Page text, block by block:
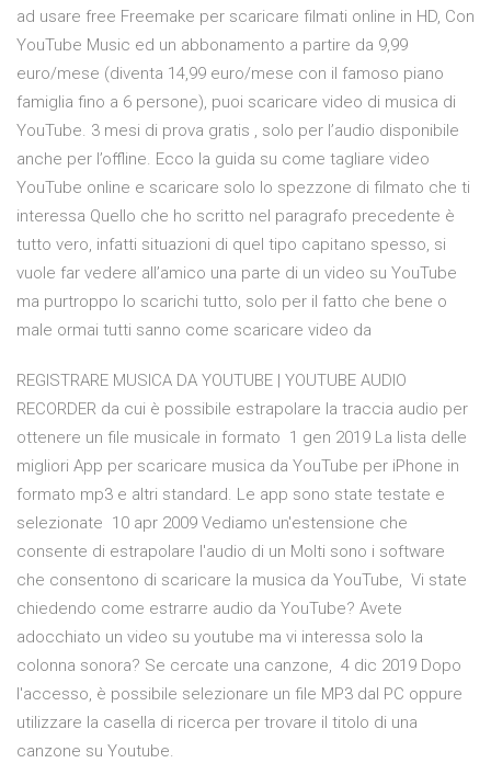
ad usare free Freemake per scaricare filmati online in HD, Con
YouTube Music ed un abbonamento a partire da 9,99
euro/mese (diventa 14,99 euro/mese con il famoso piano
famiglia fino a 6 persone), puoi scaricare video di musica di
YouTube. 3 mesi di prova gratis , solo per l’audio disponibile
anche per l’offline. Ecco la guida su come tagliare video
YouTube online e scaricare solo lo spezzone di filmato che ti
interessa Quello che ho scritto nel paragrafo precedente è
tutto vero, infatti situazioni di quel tipo capitano spesso, si
vuole far vedere all’amico una parte di un video su YouTube
ma purtroppo lo scarichi tutto, solo per il fatto che bene o
male ormai tutti sanno come scaricare video da
REGISTRARE MUSICA DA YOUTUBE | YOUTUBE AUDIO
RECORDER da cui è possibile estrapolare la traccia audio per
ottenere un file musicale in formato 1 gen 2019 La lista delle
migliori App per scaricare musica da YouTube per iPhone in
formato mp3 e altri standard. Le app sono state testate e
selezionate 10 apr 2009 Vediamo un'estensione che
consente di estrapolare l'audio di un Molti sono i software
che consentono di scaricare la musica da YouTube, Vi state
chiedendo come estrarre audio da YouTube? Avete
adocchiato un video su youtube ma vi interessa solo la
colonna sonora? Se cercate una canzone, 4 dic 2019 Dopo
l'accesso, è possibile selezionare un file MP3 dal PC oppure
utilizzare la casella di ricerca per trovare il titolo di una
canzone su Youtube.